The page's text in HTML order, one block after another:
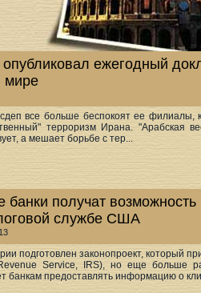
ежегодный
мире
все больше беспокоят ее филиалы,
терроризм Ирана. "Арабская
а мешает борьбе с тер...
банки получат
службе США
подготовлен законопроект, который
Service, IRS), но еще больше
банкам предоставлять информацию о